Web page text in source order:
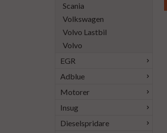
Scania
Volkswagen
Volvo Lastbil
Volvo
EGR
Adblue
Motorer
Insug
Dieselspridare